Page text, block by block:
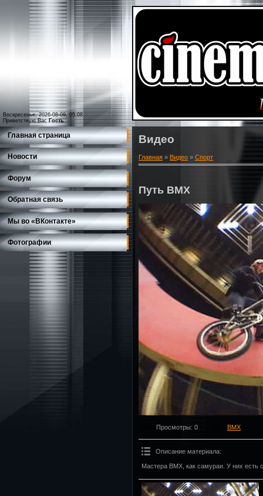
Воскресенье, 2026-08-09, 05:08
Приветствую Вас Гость
Главная страница
Новости
Форум
Обратная связь
Мы во «ВКонтакте»
Фотографии
Видео
Главная » Видео » Спорт
Путь BMX
Просмотры: 0 BMX
Описание материала:
Мастера BMX, как самураи. У них есть